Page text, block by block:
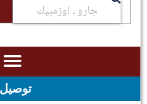
توصيل مجاني بجدة للطلبات